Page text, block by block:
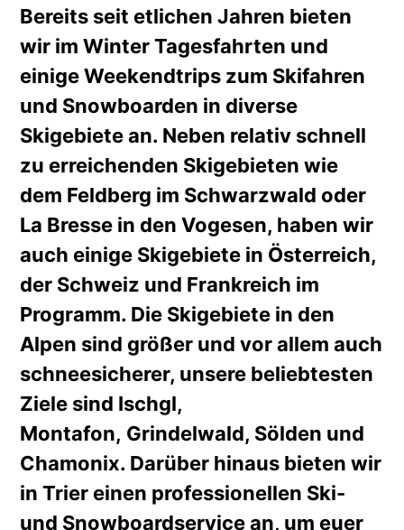
Bereits seit etlichen Jahren bieten
wir im Winter Tagesfahrten und
einige Weekendtrips zum Skifahren
und Snowboarden in diverse
Skigebiete an. Neben relativ schnell
zu erreichenden Skigebieten wie
dem Feldberg im Schwarzwald oder
La Bresse in den Vogesen, haben wir
auch einige Skigebiete in Österreich,
der Schweiz und Frankreich im
Programm. Die Skigebiete in den
Alpen sind größer und vor allem auch
schneesicherer, unsere beliebtesten
Ziele sind Ischgl,
Montafon, Grindelwald, Sölden und
Chamonix. Darüber hinaus bieten wir
in Trier einen professionellen Ski-
und Snowboardservice an, um euer